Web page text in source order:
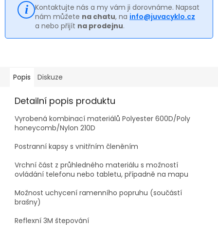
Kontaktujte nás a my vám ji dorovnáme. Napsat
nám můžete na chatu, na info@juvacyklo.cz
a nebo přijít na prodejnu.
Popis Diskuze
Detailní popis produktu
Vyrobená kombinací materiálů Polyester 600D/Poly
honeycomb/Nylon 210D
Postranní kapsy s vnitřním členěním
Vrchní část z průhledného materiálu s možností
ovládání telefonu nebo tabletu, případně na mapu
Možnost uchycení ramenního popruhu (součástí
brašny)
Reflexní 3M štepování